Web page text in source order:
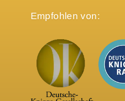
Empfohlen von: